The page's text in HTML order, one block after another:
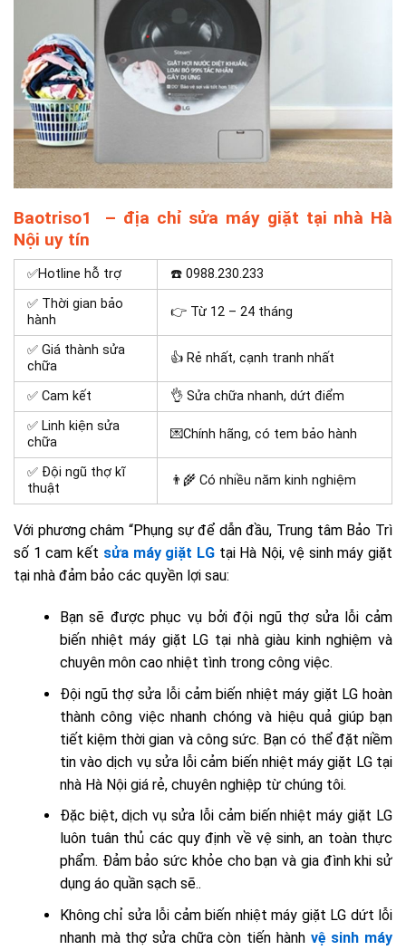
Baotriso1 – địa chỉ sửa máy giặt tại nhà Hà
Nội uy tín
✅Hotline hỗ trợ ☎️0988.230.233
✅ Thời gian bảo
hành
👉 Từ 12 – 24 tháng
✅ Giá thành sửa
chữa
👍 Rẻ nhất, cạnh tranh nhất
✅ Cam kết
👌 Sửa chữa nhanh, dứt điểm
✅ Linh kiện sửa
chữa
💌Chính hãng, có tem bảo hành
✅ Đội ngũ thợ kĩ
thuật
👨‍🌾 Có nhiều năm kinh nghiệm
Với phương châm “Phụng sự để dẫn đầu, Trung tâm Bảo Trì
số 1 cam kết sửa máy giặt LG tại Hà Nội, vệ sinh máy giặt
tại nhà đảm bảo các quyền lợi sau:
Bạn sẽ được phục vụ bởi đội ngũ thợ sửa lỗi cảm
biến nhiệt máy giặt LG tại nhà giàu kinh nghiệm và
chuyên môn cao nhiệt tình trong công việc.
Đội ngũ thợ sửa lỗi cảm biến nhiệt máy giặt LG hoàn
thành công việc nhanh chóng và hiệu quả giúp bạn
tiết kiệm thời gian và công sức. Bạn có thể đặt niềm
tin vào dịch vụ sửa lỗi cảm biến nhiệt máy giặt LG tại
nhà Hà Nội giá rẻ, chuyên nghiệp từ chúng tôi.
Đặc biệt, dịch vụ sửa lỗi cảm biến nhiệt máy giặt LG
luôn tuân thủ các quy định về vệ sinh, an toàn thực
phẩm. Đảm bảo sức khỏe cho bạn và gia đình khi sử
dụng áo quần sạch sẽ..
Không chỉ sửa lỗi cảm biến nhiệt máy giặt LG dứt lỗi
nhanh mà thợ sửa chữa còn tiến hành vệ sinh máy